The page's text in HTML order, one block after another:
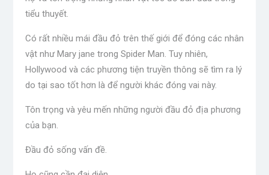
tiểu thuyết.
Có rất nhiều mái đầu đỏ trên thế giới để đóng các nhân
vật như Mary jane trong Spider Man. Tuy nhiên,
Hollywood và các phương tiện truyền thông sẽ tìm ra lý
do tại sao tốt hơn là để người khác đóng vai này.
Tôn trọng và yêu mến những người đầu đỏ địa phương
của bạn.
Đầu đỏ sống vấn đề.